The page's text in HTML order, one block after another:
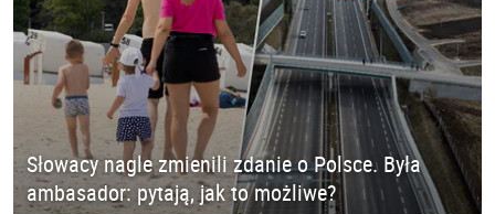
Słowacy nagle zmienili zdanie o Polsce. Była
ambasador: pytają, jak to możliwe?